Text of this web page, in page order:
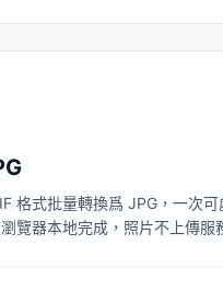
格式批量轉換爲 JPG，一次
覽器本地完成，照片不上傳服